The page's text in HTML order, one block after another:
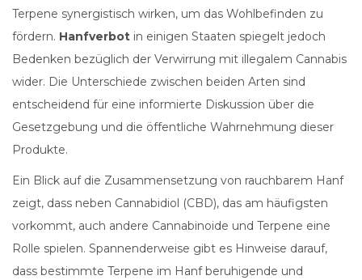
Terpene synergistisch wirken, um das Wohlbefinden zu
fördern. Hanfverbot in einigen Staaten spiegelt jedoch
Bedenken bezüglich der Verwirrung mit illegalem Cannabis
wider. Die Unterschiede zwischen beiden Arten sind
entscheidend für eine informierte Diskussion über die
Gesetzgebung und die öffentliche Wahrnehmung dieser
Produkte.
Ein Blick auf die Zusammensetzung von rauchbarem Hanf
zeigt, dass neben Cannabidiol (CBD), das am häufigsten
vorkommt, auch andere Cannabinoide und Terpene eine
Rolle spielen. Spannenderweise gibt es Hinweise darauf,
dass bestimmte Terpene im Hanf beruhigende und